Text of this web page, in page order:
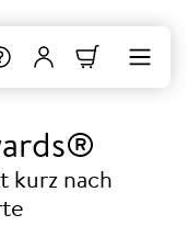
kurz nach